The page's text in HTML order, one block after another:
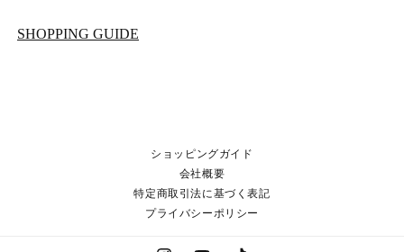
SHOPPING GUIDE
ショッピングガイド
会社概要
特定商取引法に基づく表記
プライバシーポリシー